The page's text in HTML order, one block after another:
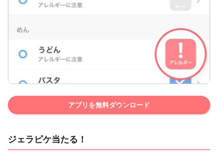
アプリを無料ダウンロード
ジェラピケ当たる！